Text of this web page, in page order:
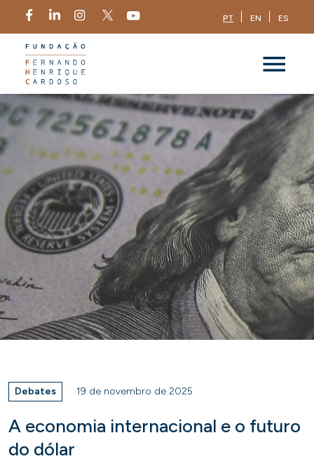
PT EN ES
Debates 19 de novembro de 2025
A economia internacional e o futuro
do dólar